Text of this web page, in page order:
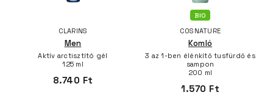
CLARINS
Men
Aktív arctisztító gél
125 ml
8.740 Ft
BIO
COSNATURE
Komló
3 az 1-ben élénkítő tusfürdő és
sampon
200 ml
1.570 Ft